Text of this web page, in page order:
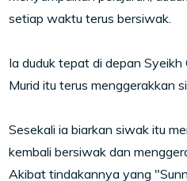
setiap waktu terus bersiwak.
Ia duduk tepat di depan Syeikh
Murid itu terus menggerakkan
Sesekali ia biarkan siwak itu
kembali bersiwak dan
Akibat tindakannya yang